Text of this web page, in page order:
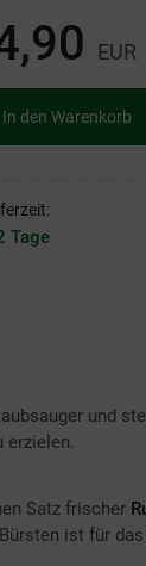
EUR
In den Warenkorb
Tage
und
erzielen.
Satz frischer
ist für